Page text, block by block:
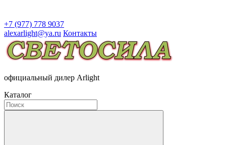
+7 (977) 778 9037
alexarlight@ya.ru Контакты
официальный дилер Arlight
Каталог